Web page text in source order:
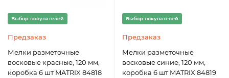
Выбор покупателей
Предзаказ
Мелки разметочные
восковые красные, 120 мм,
коробка 6 шт MATRIX 84818
Выбор покупателей
Предзаказ
Мелки разметочные
восковые синие, 120 мм,
коробка 6 шт MATRIX 84819